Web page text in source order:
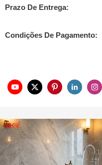
Prazo De Entrega:
Condições De Pagamento: